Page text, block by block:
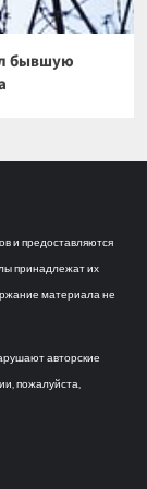
бывшую
и предоставляются
принадлежат их
материала не
авторские
пожалуйста,